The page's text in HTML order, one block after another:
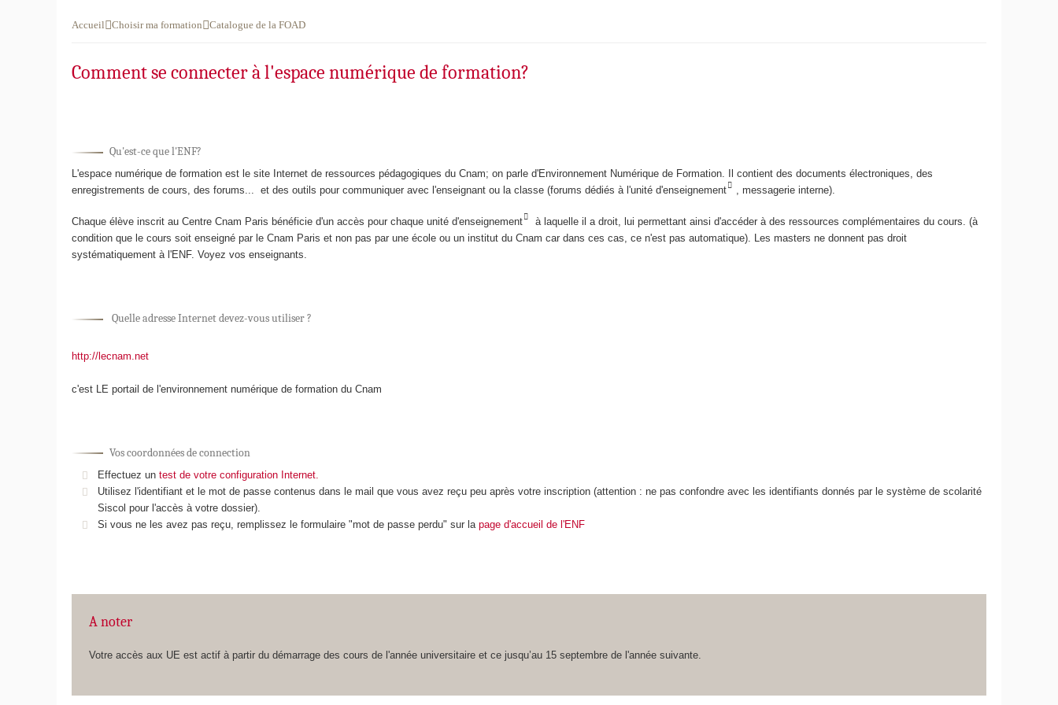
Accueil Choisir ma formation Catalogue de la FOAD
Comment se connecter à l'espace numérique de formation?
Qu'est-ce que l'ENF?
L'espace numérique de formation est le site Internet de ressources pédagogiques du Cnam; on parle d'Environnement Numérique de Formation. Il contient des documents électroniques, des
enregistrements de cours, des forums... et des outils pour communiquer avec l'enseignant ou la classe (forums dédiés à l'unité d'enseignement
, messagerie interne).
Chaque élève inscrit au Centre Cnam Paris bénéficie d'un accès pour chaque unité d'enseignement
à laquelle il a droit, lui permettant ainsi d'accéder à des ressources complémentaires du cours. (à
condition que le cours soit enseigné par le Cnam Paris et non pas par une école ou un institut du Cnam car dans ces cas, ce n'est pas automatique). Les masters ne donnent pas droit
systématiquement à l'ENF. Voyez vos enseignants.
Quelle adresse Internet devez-vous utiliser ?
http://lecnam.net
c'est LE portail de l'environnement numérique de formation du Cnam
Vos coordonnées de connection
Effectuez un test de votre configuration Internet.
Utilisez l'identifiant et le mot de passe contenus dans le mail que vous avez reçu peu après votre inscription (attention : ne pas confondre avec les identifiants donnés par le système de scolarité
Siscol pour l'accès à votre dossier).
Si vous ne les avez pas reçu, remplissez le formulaire "mot de passe perdu" sur la page d'accueil de l'ENF
A noter
Votre accès aux UE est actif à partir du démarrage des cours de l'année universitaire et ce jusqu’au 15 septembre de l'année suivante.